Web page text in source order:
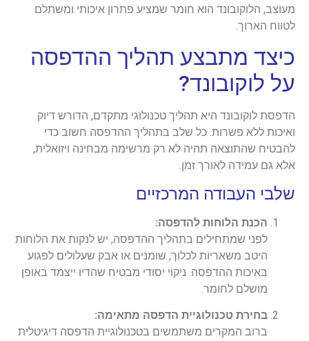
מעוצב, הלוקובונד הוא חומר שמציע פתרון איכותי ומשתלם
לטווח הארוך.
כיצד מתבצע תהליך ההדפסה
על לוקובונד?
הדפסת לוקובונד היא תהליך טכנולוגי מתקדם, הדורש דיוק
ואיכות ללא פשרות. כל שלב בתהליך ההדפסה חשוב כדי
להבטיח שהתוצאה תהיה לא רק מרשימה מבחינה ויזואלית,
אלא גם עמידה לאורך זמן.
שלבי העבודה המרכזיים
הכנת הלוחות להדפסה:
לפני שמתחילים בתהליך ההדפסה, יש לנקות את הלוחות
היטב משאריות לכלוך, שומנים או אבק שעלולים לפגוע
באיכות ההדפסה. ניקוי יסודי מבטיח שהדיו ייצמד באופן
מושלם לחומר.
בחירת טכנולוגיית הדפסה מתאימה:
ברוב המקרים משתמשים בטכנולוגיית הדפסה דיגיטלית